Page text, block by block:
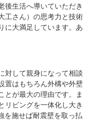
後生活へ導いていただき
工さん）の思考力と技術
に大満足しています。あ
対して親身になって相談
置はもちろん外構や外壁
とが最大の理由です。ま
リビングを一体化し大き
を施せば耐震壁を取っ払